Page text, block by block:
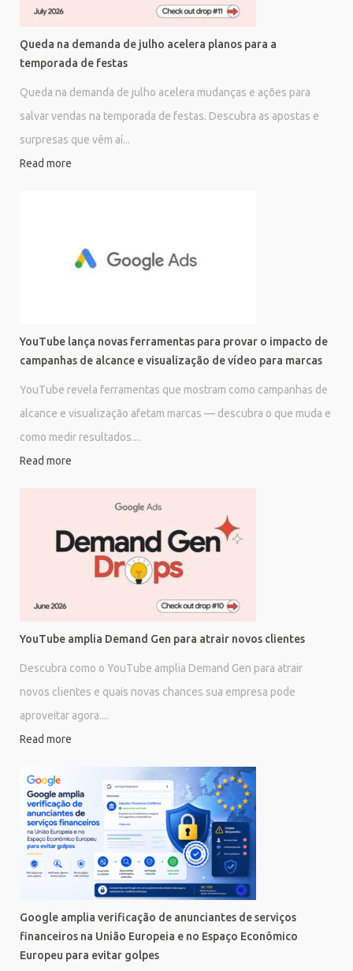
Queda na demanda de julho acelera planos para a
temporada de festas
Queda na demanda de julho acelera mudanças e ações para
salvar vendas na temporada de festas. Descubra as apostas e
surpresas que vêm aí...
Read more
YouTube lança novas ferramentas para provar o impacto de
campanhas de alcance e visualização de vídeo para marcas
YouTube revela ferramentas que mostram como campanhas de
alcance e visualização afetam marcas — descubra o que muda e
como medir resultados....
Read more
YouTube amplia Demand Gen para atrair novos clientes
Descubra como o YouTube amplia Demand Gen para atrair
novos clientes e quais novas chances sua empresa pode
aproveitar agora....
Read more
Google amplia verificação de anunciantes de serviços
financeiros na União Europeia e no Espaço Econômico
Europeu para evitar golpes